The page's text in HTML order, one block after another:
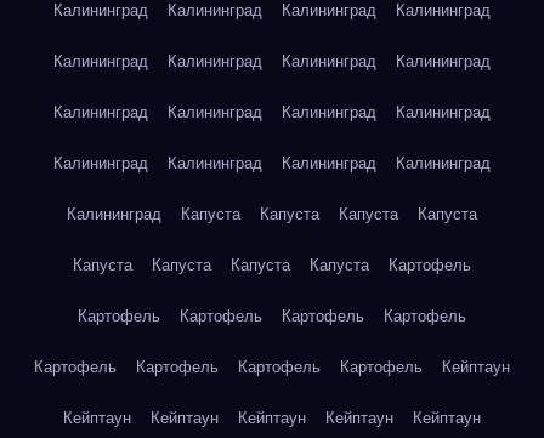
Калининград Калининград Калининград Калининград
Калининград Калининград Калининград Калининград
Калининград Калининград Калининград Калининград
Калининград Калининград Калининград Калининград
Калининград Капуста Капуста Капуста Капуста
Капуста Капуста Капуста Капуста Картофель
Картофель Картофель Картофель Картофель
Картофель Картофель Картофель Картофель Кейптаун
Кейптаун Кейптаун Кейптаун Кейптаун Кейптаун